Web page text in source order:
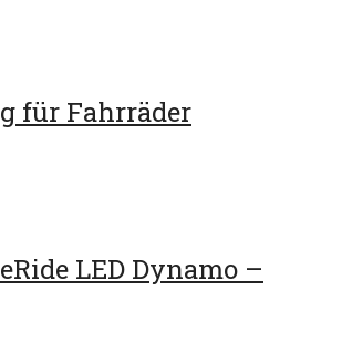
für Fahrräder
LED Dynamo –